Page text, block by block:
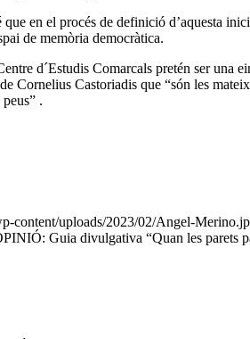
que en el procés de definició d’aquesta
de memòria democràtica.
d´Estudis Comarcals pretén ser una
Cornelius Castoriadis que “són les
.
content/uploads/2023/02/Angel-
Guia divulgativa “Quan les parets